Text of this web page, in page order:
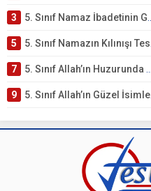
3 5. Sınıf Namaz İbadetinin Getirdiği Faydalar Testi
5 5. Sınıf Namazın Kılınışı Testi – Online Çöz
7 5. Sınıf Allah’ın Huzurunda Olmak – Namaz İbadeti Testi
9 5. Sınıf Allah’ın Güzel İsimleri Testi – Online Çöz